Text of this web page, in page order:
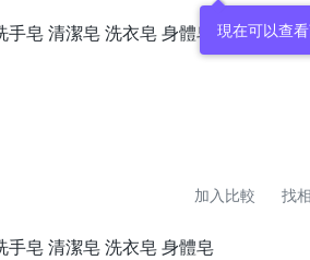
現在可以查
皂 清潔皂 洗衣皂 身體皂
加入比較 找
皂 清潔皂 洗衣皂 身體皂